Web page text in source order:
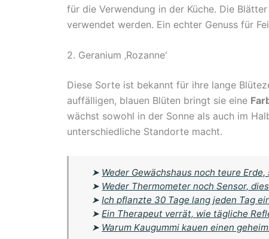
für die Verwendung in der Küche. Die
verwendet werden. Ein echter Genuss für
2. Geranium ‚Rozanne‘
Diese Sorte ist bekannt für ihre lange
auffälligen, blauen Blüten bringt sie eine
wächst sowohl in der Sonne als auch im
unterschiedliche Standorte macht.
➤ Weder Gewächshaus noch teure
➤ Weder Thermometer noch Sensor,
➤Ich pflanzte 30 Tage lang jeden Tag
➤Ein Therapeut verrät, wie tägliche
➤ Warum Kaugummi kauen einen